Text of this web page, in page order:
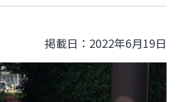
掲載日：2022年6月19日